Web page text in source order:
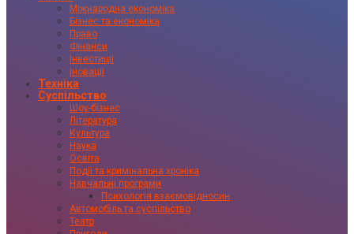
Міжнародна економіка
Бізнес та економіка
Право
Фінанси
Інвестиції
Іновації
Техніка
Суспільство
Шоу-бізнес
Література
Культура
Наука
Освіта
Події та кримінальна хроніка
Навчальні програми
Психологія взаємовідносин
Автомобіль та суспільство
Театр